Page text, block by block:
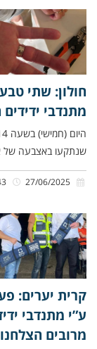
חולון: שתי
מתנדבי
שנתקעו באצבעה של
קרית יערים:
ע”י מתנדבי
מרובים